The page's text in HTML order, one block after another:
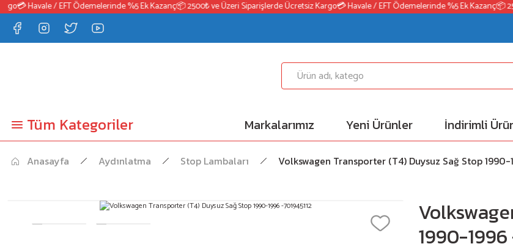
💳 Havale / EFT Ödemelerinde %5 Ek Kazanç📦 2500₺ ve Üzeri Siparişlerde Ücretsiz Kargo💳 Havale / EFT Ödemelerinde %5 Ek Kazanç📦
Tüm Kategoriler Markalarımız Yeni Ürünler İndirimli
Anasayfa Aydınlatma Stop Lambaları Volkswagen Transporter (T4) Duysuz Sağ Stop 1990-
1990-1996